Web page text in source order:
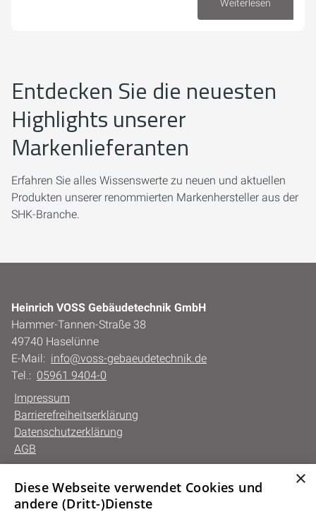
Weiterlesen
Entdecken Sie die neuesten
Highlights unserer
Markenlieferanten
Erfahren Sie alles Wissenswerte zu neuen und aktuellen
Produkten unserer renommierten Markenhersteller aus der
SHK-Branche.
Heinrich VOSS Gebäudetechnik GmbH
Hammer-Tannen-Straße 38
49740 Haselünne
E-Mail: info@voss-gebaeudetechnik.de
Tel.: 05961 9404-0
Impressum
Barrierefreiheitserklärung
Datenschutzerklärung
AGB
Unsere Bereiche
×
Diese Webseite verwendet Cookies und
andere (Dritt-)Dienste